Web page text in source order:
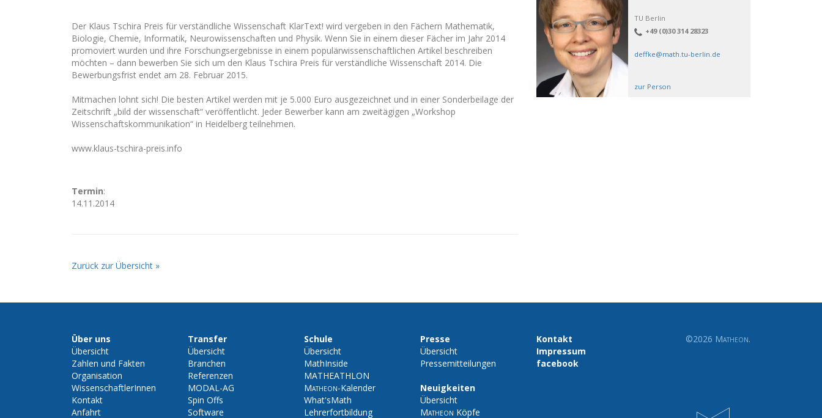
Der Klaus Tschira Preis für verständliche Wissenschaft KlarText! wird vergeben in den Fächern Mathematik,
Biologie, Chemie, Informatik, Neurowissenschaften und Physik. Wenn Sie in einem dieser Fächer im Jahr 2014
promoviert wurden und ihre Forschungsergebnisse in einem populärwissenschaftlichen Artikel beschreiben
möchten – dann bewerben Sie sich um den Klaus Tschira Preis für verständliche Wissenschaft 2014. Die
Bewerbungsfrist endet am 28. Februar 2015.
Mitmachen lohnt sich! Die besten Artikel werden mit je 5.000 Euro ausgezeichnet und in einer Sonderbeilage der
Zeitschrift „bild der wissenschaft“ veröffentlicht. Jeder Bewerber kann am zweitägigen „Workshop
Wissenschaftskommunikation“ in Heidelberg teilnehmen.
www.klaus-tschira-preis.info
Termin:
14.11.2014
Zurück zur Übersicht »
TU Berlin
+49 (0)30 314 28323
deffke@math.tu-berlin.de
zur Person
Über uns
Übersicht
Zahlen und Fakten
Organisation
WissenschaftlerInnen
Kontakt
Anfahrt
Transfer
Übersicht
Branchen
Referenzen
MODAL-AG
Spin Offs
Software
Schule
Übersicht
MathInside
MATHEATHLON
Matheon-Kalender
What'sMath
Lehrerfortbildung
Presse
Übersicht
Pressemitteilungen
Neuigkeiten
Übersicht
Matheon Köpfe
Kontakt
Impressum
facebook
©2026 Matheon.